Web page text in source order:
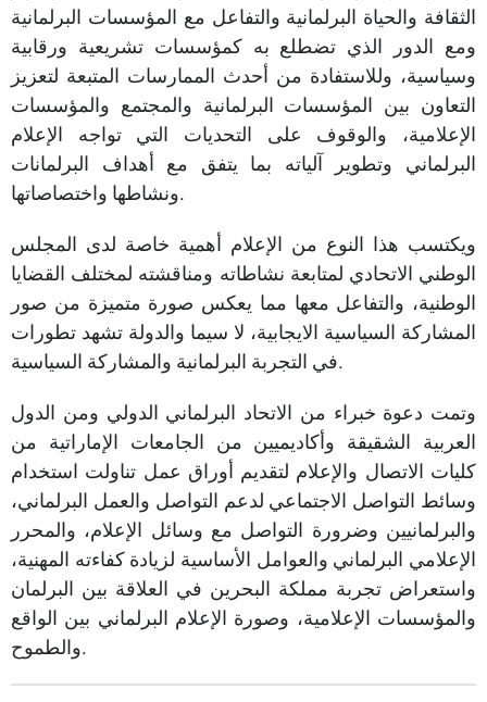
الثقافة والحياة البرلمانية والتفاعل مع المؤسسات البرلمانية
ومع الدور الذي تضطلع به كمؤسسات تشريعية ورقابية
وسياسية، وللاستفادة من أحدث الممارسات المتبعة لتعزيز
التعاون بين المؤسسات البرلمانية والمجتمع والمؤسسات
الإعلامية، والوقوف على التحديات التي تواجه الإعلام
البرلماني وتطوير آلياته بما يتفق مع أهداف البرلمانات
ونشاطها واختصاصاتها.
ويكتسب هذا النوع من الإعلام أهمية خاصة لدى المجلس
الوطني الاتحادي لمتابعة نشاطاته ومناقشته لمختلف القضايا
الوطنية، والتفاعل معها مما يعكس صورة متميزة من صور
المشاركة السياسية الايجابية، لا سيما والدولة تشهد تطورات
في التجربة البرلمانية والمشاركة السياسية.
وتمت دعوة خبراء من الاتحاد البرلماني الدولي ومن الدول
العربية الشقيقة وأكاديميين من الجامعات الإماراتية من
كليات الاتصال والإعلام لتقديم أوراق عمل تناولت استخدام
وسائط التواصل الاجتماعي لدعم التواصل والعمل البرلماني،
والبرلمانيين وضرورة التواصل مع وسائل الإعلام، والمحرر
الإعلامي البرلماني والعوامل الأساسية لزيادة كفاءته المهنية،
واستعراض تجربة مملكة البحرين في العلاقة بين البرلمان
والمؤسسات الإعلامية، وصورة الإعلام البرلماني بين الواقع
والطموح.​